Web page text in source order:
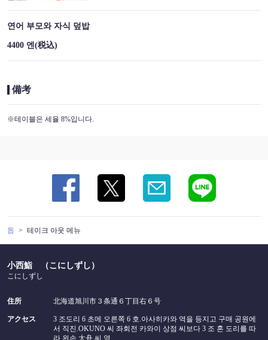
연어 부모와 자식 덮밥
4400 엔 (税込)
備考
※테이블은 세율 8%입니다.
톱 테이크 아웃 메뉴
小西鮨 （こにしずし）
こにしずし
住所 北海道旭川市３条通６丁目右６号
アクセス
3 조도리 6 초메 오른쪽 6 호.아사히카와 역을 등지고 구매 공원에
서 직진.OKUNO 씨 좌회전 카와이 상점 씨보다 3 조 혼 도리를 따
라 왼손 大舟 씨 옆.